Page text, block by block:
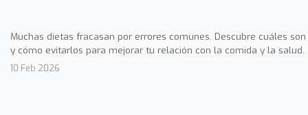
Muchas dietas fracasan por errores comunes. Descubre cuáles son
y cómo evitarlos para mejorar tu relación con la comida y la salud.
10 Feb 2026